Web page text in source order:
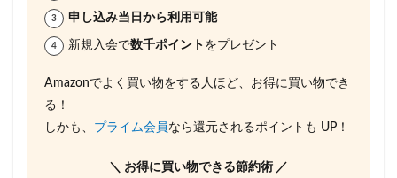
申し込み当日から利用可能
新規入会で数千ポイント をプレゼント
Amazonでよく買い物をする人ほど、お得に買い物でき
る！
しかも、 プライム会員 なら還元されるポイントも UP！
＼ お得に買い物できる節約術 ／